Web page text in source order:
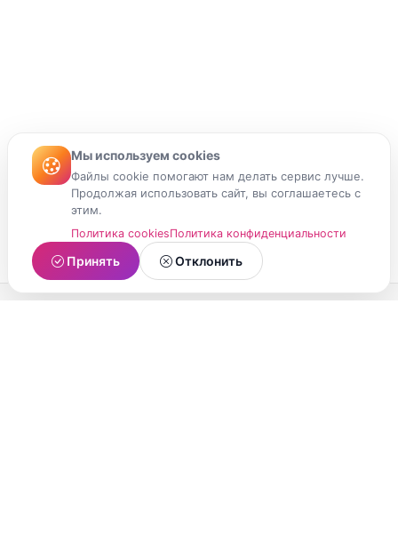
Мы используем cookies
Файлы cookie помогают нам делать сервис лучше.
Продолжая использовать сайт, вы соглашаетесь с
этим.
Политика cookiesПолитика конфиденциальности
Принять Отклонить